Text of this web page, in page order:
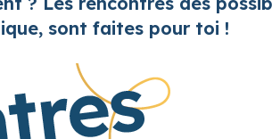
sont faites pour toi !